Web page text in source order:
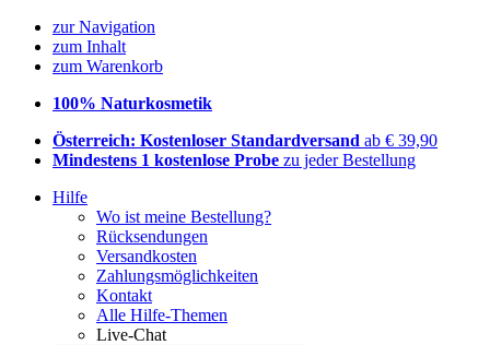
zur Navigation
zum Inhalt
zum Warenkorb
100% Naturkosmetik
Österreich: Kostenloser Standardversand ab € 39,90
Mindestens 1 kostenlose Probe zu jeder Bestellung
Hilfe
Wo ist meine Bestellung?
Rücksendungen
Versandkosten
Zahlungsmöglichkeiten
Kontakt
Alle Hilfe-Themen
Live-Chat